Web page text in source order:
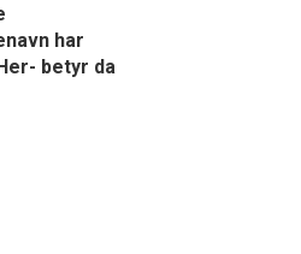
har
betyr da